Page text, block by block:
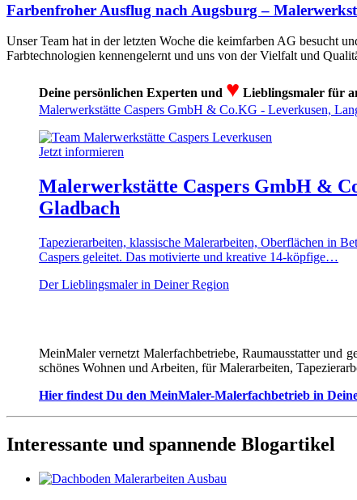
Farbenfroher Ausflug nach Augsburg –
Unser Team hat in der letzten Woche die keimfarben AG besucht
Farbtechnologien kennengelernt und uns von der Vielfalt und
Deine persönlichen Experten und ♥ Lieblingsmaler für
Malerwerkstätte Caspers GmbH & Co.KG - Leverkusen,
Jetzt informieren
Malerwerkstätte Caspers GmbH &
Gladbach
Tapezierarbeiten, klassische Malerarbeiten, Oberflächen in
Caspers geleitet. Das motivierte und kreative 14-köpfige…
Der Lieblingsmaler in Deiner Region
MeinMaler vernetzt Malerfachbetriebe, Raumausstatter und
schönes Wohnen und Arbeiten, für Malerarbeiten,
Hier findest Du den MeinMaler-Malerfachbetrieb in
Interessante und spannende Blogartikel